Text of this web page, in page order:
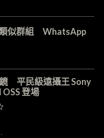
類似群組 WhatsApp
平民級遠攝王 Sony
OSS 登場